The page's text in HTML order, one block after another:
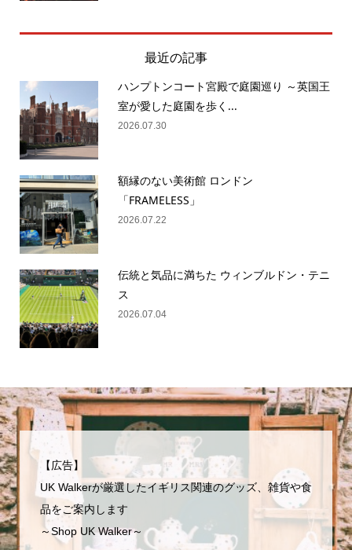
最近の記事
ハンプトンコート宮殿で庭園巡り ～英国王
室が愛した庭園を歩く...
2026.07.30
額縁のない美術館 ロンドン
「FRAMELESS」
2026.07.22
伝統と気品に満ちた ウィンブルドン・テニ
ス
2026.07.04
【広告】
UK Walkerが厳選したイギリス関連のグッズ、雑貨や食
品をご案内します
～Shop UK Walker～